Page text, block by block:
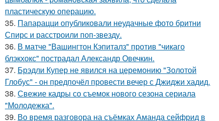
пластическую операцию.
35. Папарацци опубликовали неудачные фото бритни
Спирс и расстроили поп-звезду.
36. В матче "Вашингтон Кэпиталз" против "чикаго
блэкхокс" пострадал Александр Овечкин.
37. Брэдли Купер не явился на церемонию "Золотой
Глобус" - он предпочёл провести вечер с Джиджи хадид.
38. Свежие кадры со съемок нового сезона сериала
"Молодежка".
39. Во время разговора на съёмках Аманда сейфрид в